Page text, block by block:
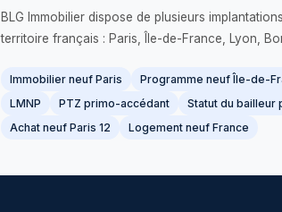
BLG Immobilier dispose de plusieurs
territoire français : Paris, Île-de-France, Lyon,
Immobilier neuf Paris Programme neuf Île-de-
LMNP
PTZ primo-accédant Statut du bailleur
Achat neuf Paris 12
Logement neuf France